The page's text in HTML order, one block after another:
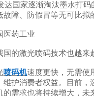
家逐渐淘汰墨水打码
故障、防假冒等无可比
医药工业
激光喷码技术也越来
喷码机速度更快，无需使
护消费者权益。目前
需求也将持续增大，未